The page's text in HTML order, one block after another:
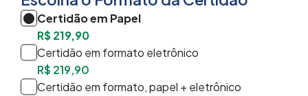
Certidão em Papel
R$219,90
Certidão em formato eletrônico
R$ 219,90
Certidão em formato, papel + eletrônico